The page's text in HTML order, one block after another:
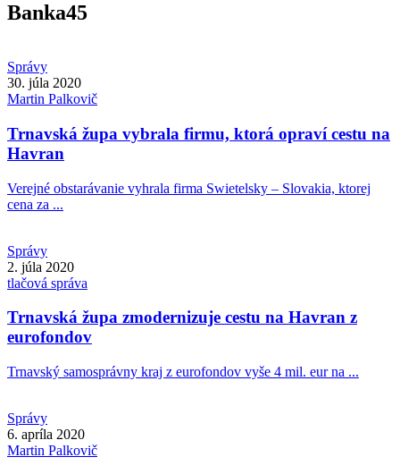
Banka45
Správy
30. júla 2020
Martin Palkovič
Trnavská župa vybrala firmu, ktorá opraví cestu na
Havran
Verejné obstarávanie vyhrala firma Swietelsky – Slovakia, ktorej
cena za ...
Správy
2. júla 2020
tlačová správa
Trnavská župa zmodernizuje cestu na Havran z
eurofondov
Trnavský samosprávny kraj z eurofondov vyše 4 mil. eur na ...
Správy
6. apríla 2020
Martin Palkovič